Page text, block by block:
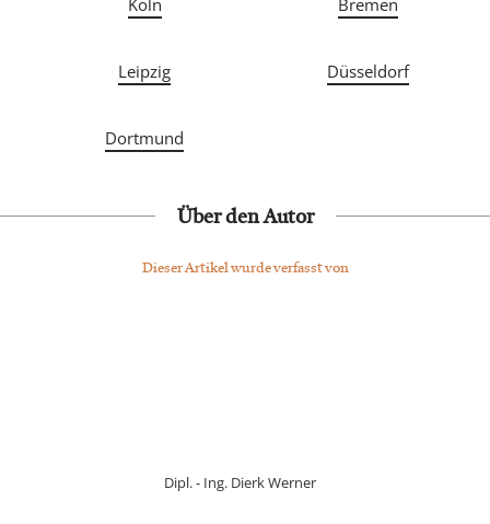
Köln Bremen
Leipzig Düsseldorf
Dortmund
Über den Autor
Dieser Artikel wurde verfasst von
Dipl. - Ing. Dierk Werner